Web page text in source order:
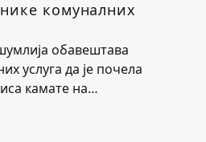
комуналних
обавештава
услуга да је почела
камате на…